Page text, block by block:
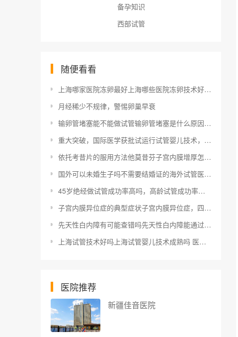
备孕知识
西部试管
随便看看
上海哪家医院冻卵最好上海哪些医院冻卵技术好 怎样选择
月经稀少不规律，警惕卵巢早衰
输卵管堵塞能不能做试管输卵管堵塞是什么原因引起的？中医如何治疗
重大突破，国际医学获批试运行试管婴儿技术，辅助生殖市场潜力大
依托考昔片的服用方法他莫昔芬子宫内膜增厚怎么办 有哪些治疗方法
国外可以未婚生子吗不需要结婚证的海外试管医院有哪些 需要满足什么条件
45岁绝经做试管成功率高吗，高龄试管成功率影响因素及调理建议
子宫内膜异位症的典型症状子宫内膜异位症，四大症状不容忽视，一定要警惕！
先天性白内障有可能查错吗先天性白内障能通过第三代试管婴儿避免吗
上海试管技术好吗上海试管婴儿技术成熟吗 医院有哪些
医院推荐
新疆佳音医院